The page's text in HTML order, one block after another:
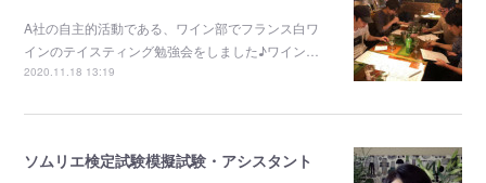
A社の自主的活動である、ワイン部でフランス白ワ
インのテイスティング勉強会をしました♪ワイン…
2020.11.18 13:19
ソムリエ検定試験模擬試験・アシスタント